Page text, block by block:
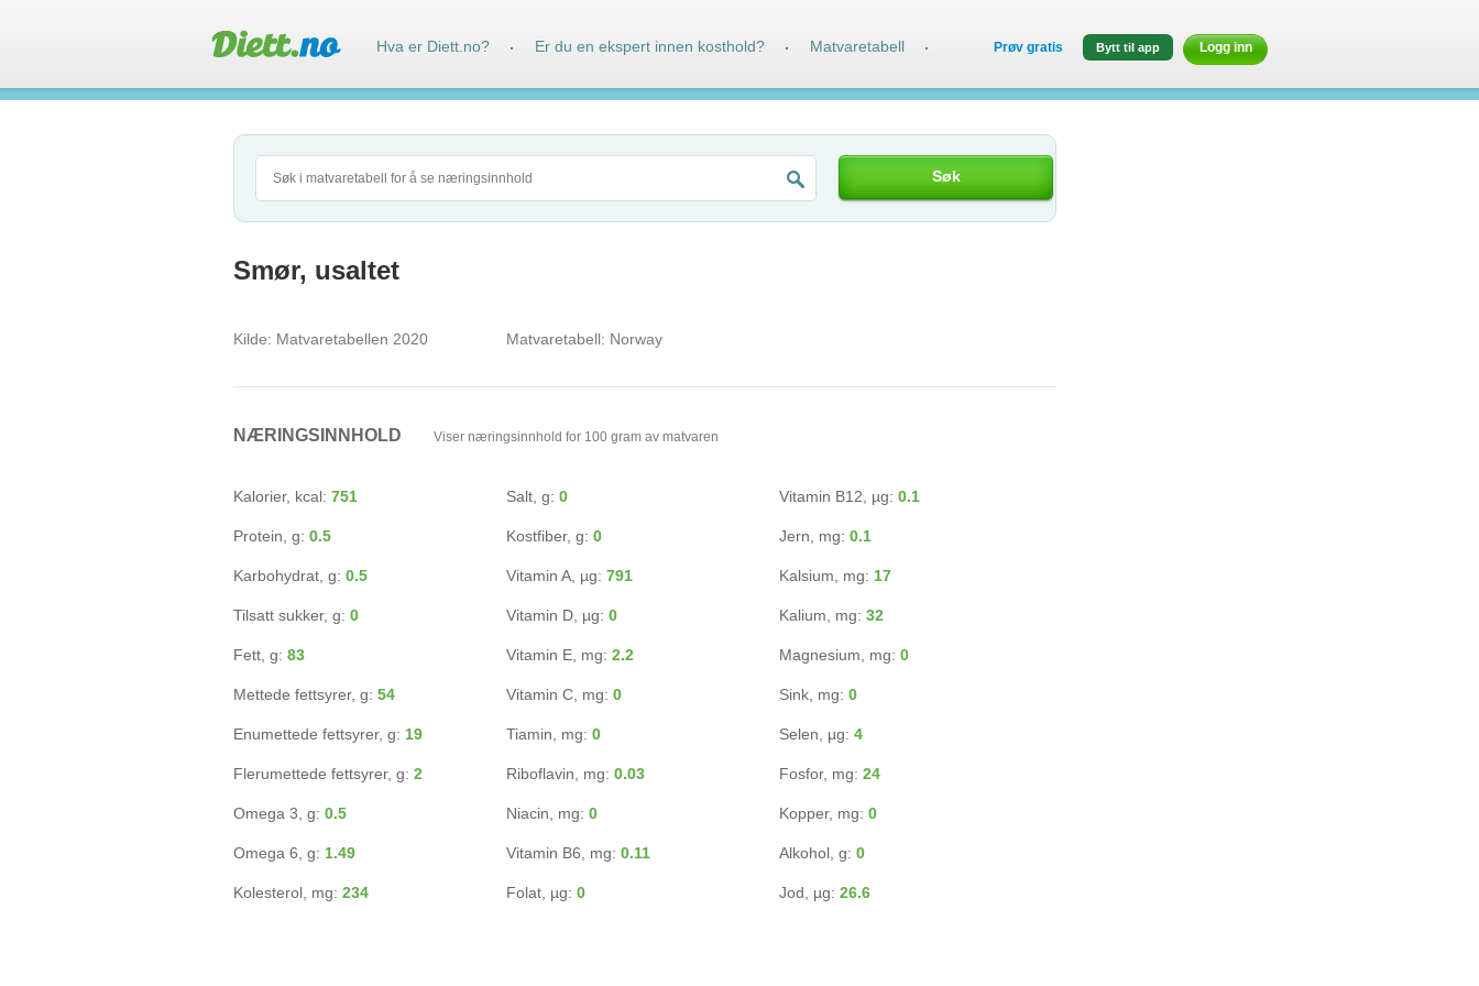
Søk
Smør, usaltet
Kilde: Matvaretabellen 2020 Matvaretabell: Norway
NÆRINGSINNHOLD Viser næringsinnhold for 100 gram av matvaren
Kalorier, kcal: 751
Protein, g: 0.5
Karbohydrat, g: 0.5
Tilsatt sukker, g: 0
Fett, g: 83
Mettede fettsyrer, g: 54
Enumettede fettsyrer, g: 19
Flerumettede fettsyrer, g: 2
Omega 3, g: 0.5
Omega 6, g: 1.49
Kolesterol, mg: 234
Salt, g: 0
Kostfiber, g: 0
Vitamin A, µg: 791
Vitamin D, µg: 0
Vitamin E, mg: 2.2
Vitamin C, mg: 0
Tiamin, mg: 0
Riboflavin, mg: 0.03
Niacin, mg: 0
Vitamin B6, mg: 0.11
Folat, µg: 0
Vitamin B12, µg: 0.1
Jern, mg: 0.1
Kalsium, mg: 17
Kalium, mg: 32
Magnesium, mg: 0
Sink, mg: 0
Selen, µg: 4
Fosfor, mg: 24
Kopper, mg: 0
Alkohol, g: 0
Jod, µg: 26.6
Hva er Diett.no? · Er du en ekspert innen kosthold? · Matvaretabell · Prøv gratis Bytt til app Logg inn